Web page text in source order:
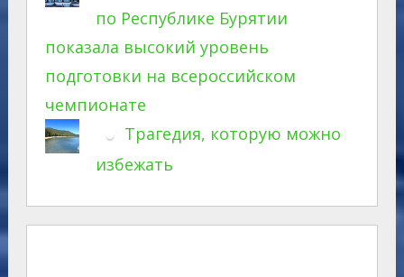
по Республике Бурятии
показала высокий уровень
подготовки на всероссийском
чемпионате
Трагедия, которую можно
избежать